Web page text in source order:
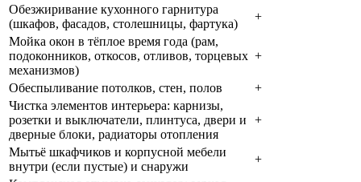
Обезжиривание кухонного гарнитура
(шкафов, фасадов, столешницы, фартука)
+
Мойка окон в тёплое время года (рам,
подоконников, откосов, отливов, торцевых
механизмов)
+
Обеспыливание потолков, стен, полов
+
Чистка элементов интерьера: карнизы,
розетки и выключатели, плинтуса, двери и
дверные блоки, радиаторы отопления
+
Мытьё шкафчиков и корпусной мебели
внутри (если пустые) и снаружи
+